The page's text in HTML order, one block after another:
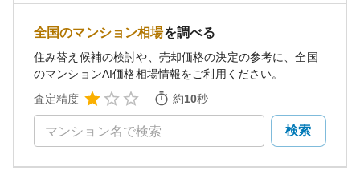
全国のマンション相場を調べる
住み替え候補の検討や、売却価格の決定の参考に、全国
のマンションAI価格相場情報をご利用ください。
査定精度
約10秒
検索